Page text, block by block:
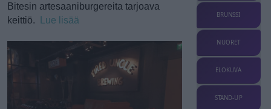
Bitesin artesaaniburgereita tarjoava
keittiö.
Lue lisää BRUNSSI
NUORET
ELOKUVA
STAND-UP